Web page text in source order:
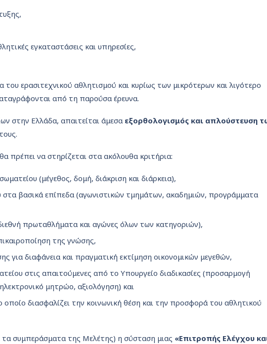
εγκαταστάσεις και υπηρεσίες,
ερασιτεχνικού αθλητισμού και κυρίως των μικρότερων και λιγότερο
από τη παρούσα έρευνα.
στην Ελλάδα, απαιτείται άμεσα εξορθολογισμός και απλούστευση
τους.
πρέπει να στηρίζεται στα ακόλουθα κριτήρια:
(μέγεθος, δομή, διάκριση και διάρκεια),
βασικά επίπεδα (αγωνιστικών τμημάτων, ακαδημιών, προγράμματα
πρωταθλήματα και αγώνες όλων των κατηγοριών),
της γνώσης,
για διαφάνεια και πραγματική εκτίμηση οικονομικών μεγεθών,
στις απαιτούμενες από το Υπουργείο διαδικασίες (προσαρμογή
μητρώο, αξιολόγηση) και
διασφαλίζει την κοινωνική θέση και την προσφορά του αθλητικού
συμπεράσματα της Μελέτης) η σύσταση μιας «Επιτροπής Ελέγχου